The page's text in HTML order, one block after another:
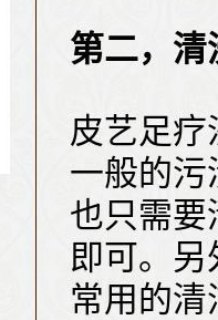
第二，清
皮艺足
一般的污
也只需要
即可。
常用的